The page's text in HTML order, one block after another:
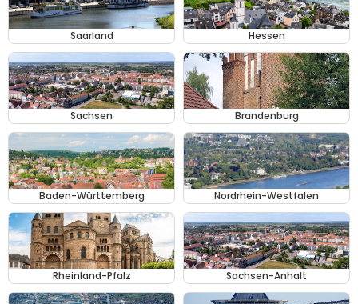
Saarland Hessen
Sachsen Brandenburg
Baden-Württemberg Nordrhein-Westfalen
Rheinland-Pfalz Sachsen-Anhalt